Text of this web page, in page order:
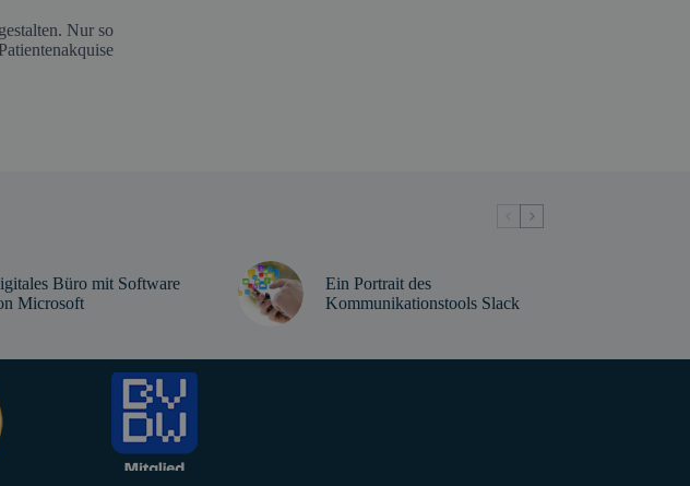
Nur so
Büro mit Software
Microsoft
Ein Portrait des
Kommunikationstools Slack